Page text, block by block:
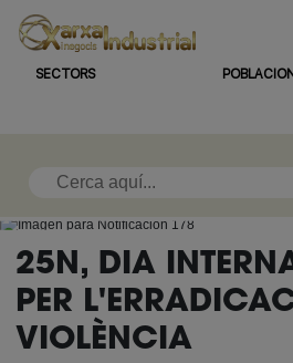
SECTORS
25N, DIA
PER
VIOLÈNCIA